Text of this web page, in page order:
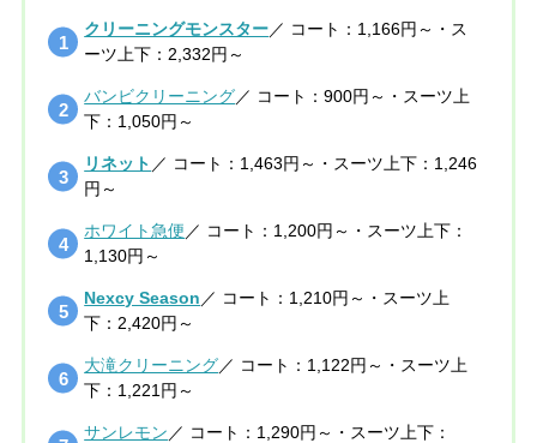
クリーニングモンスター／ コート：1,166円～・ス
ーツ上下：2,332円～
バンビクリーニング／ コート：900円～・スーツ上
下：1,050円～
リネット ／ コート：1,463円～・スーツ上下：1,246
円～
ホワイト急便 ／ コート：1,200円～・スーツ上下：
1,130円～
Nexcy Season ／ コート：1,210円～・スーツ上
下：2,420円～
大滝クリーニング／ コート：1,122円～・スーツ上
下：1,221円～
サンレモン ／ コート：1,290円～・スーツ上下：